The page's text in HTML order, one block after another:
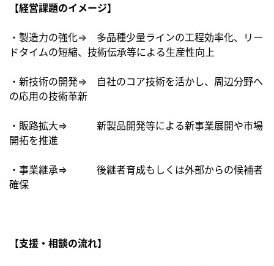
【経営課題のイメージ】
・製造力の強化⇒ 多品種少量ラインの工程効率化、リー
ドタイムの短縮、技術伝承等による生産性向上
・新技術の開発⇒ 自社のコア技術を活かし、周辺分野へ
の応用の技術革新
・販路拡大⇒ 新製品開発等による新事業展開や市場
開拓を推進
・事業継承⇒ 後継者育成もしくは外部からの候補者
確保
【支援・相談の流れ】